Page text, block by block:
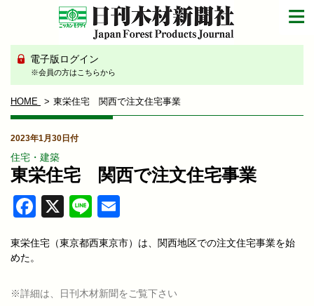
電子版ログイン
※会員の方はこちらから
HOME 東栄住宅 関西で注文住宅事業
2023年1月30日付
住宅・建築
東栄住宅 関西で注文住宅事業
Facebook
X Line
東栄住宅（東京都西東京市）は、関西地区での注文住宅事業を始
めた。
※詳細は、日刊木材新聞をご覧下さい